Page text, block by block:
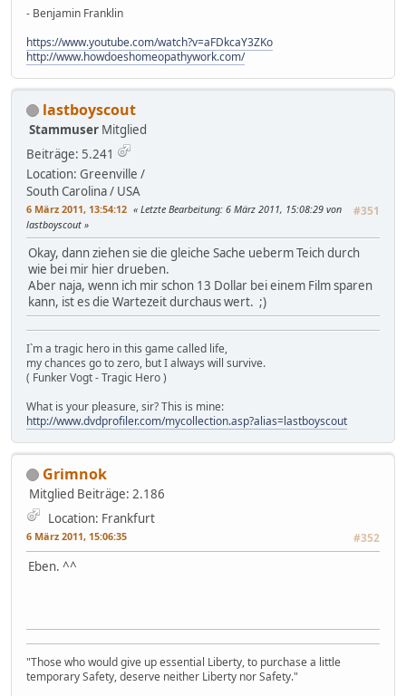
- Benjamin Franklin
https://www.youtube.com/watch?v=aFDkcaY3ZKo
http://www.howdoeshomeopathywork.com/
lastboyscout
Stammuser Mitglied
Beiträge: 5.241
Location: Greenville /
South Carolina / USA
6 März 2011, 13:54:12 #351
Letzte Bearbeitung: 6 März 2011, 15:08:29 von
lastboyscout
Okay, dann ziehen sie die gleiche Sache ueberm Teich durch
wie bei mir hier drueben.
Aber naja, wenn ich mir schon 13 Dollar bei einem Film sparen
kann, ist es die Wartezeit durchaus wert. ;)
I`m a tragic hero in this game called life,
my chances go to zero, but I always will survive.
( Funker Vogt - Tragic Hero )
What is your pleasure, sir? This is mine:
http://www.dvdprofiler.com/mycollection.asp?alias=lastboyscout
Grimnok
Mitglied Beiträge: 2.186
Location: Frankfurt
6 März 2011, 15:06:35 #352
Eben. ^^
"Those who would give up essential Liberty, to purchase a little
temporary Safety, deserve neither Liberty nor Safety."